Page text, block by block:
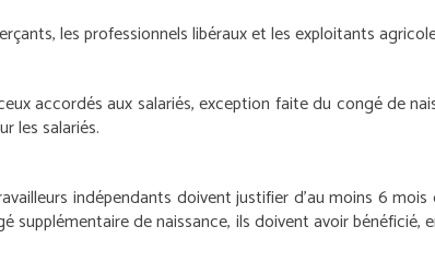
les professionnels libéraux et les exploitants
accordés aux salariés, exception faite du congé de
les salariés.
indépendants doivent justifier d’au moins 6
de naissance, ils doivent avoir